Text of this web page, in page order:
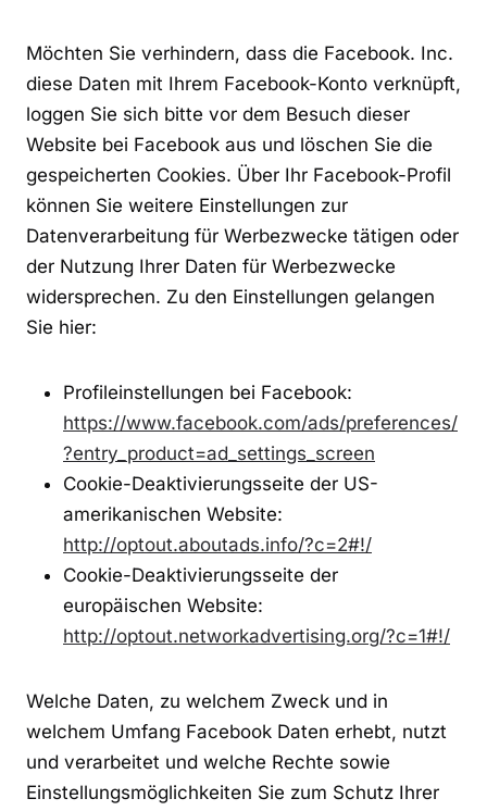
Möchten Sie verhindern, dass die Facebook. Inc.
diese Daten mit Ihrem Facebook-Konto verknüpft,
loggen Sie sich bitte vor dem Besuch dieser
Website bei Facebook aus und löschen Sie die
gespeicherten Cookies. Über Ihr Facebook-Profil
können Sie weitere Einstellungen zur
Datenverarbeitung für Werbezwecke tätigen oder
der Nutzung Ihrer Daten für Werbezwecke
widersprechen. Zu den Einstellungen gelangen
Sie hier:
Profileinstellungen bei Facebook:
https://www.facebook.com/ads/preferences/
?entry_product=ad_settings_screen
Cookie-Deaktivierungsseite der US-
amerikanischen Website:
http://optout.aboutads.info/?c=2#!/
Cookie-Deaktivierungsseite der
europäischen Website:
http://optout.networkadvertising.org/?c=1#!/
Welche Daten, zu welchem Zweck und in
welchem Umfang Facebook Daten erhebt, nutzt
und verarbeitet und welche Rechte sowie
Einstellungsmöglichkeiten Sie zum Schutz Ihrer